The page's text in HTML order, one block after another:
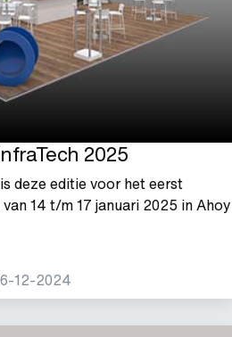
2025
deze editie voor het eerst
14 t/m 17 januari 2025 in Ahoy
12-2024